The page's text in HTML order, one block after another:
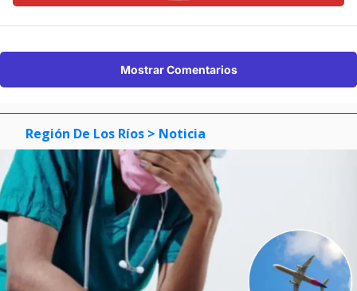
Mostrar Comentarios
Región De Los Ríos > Noticia